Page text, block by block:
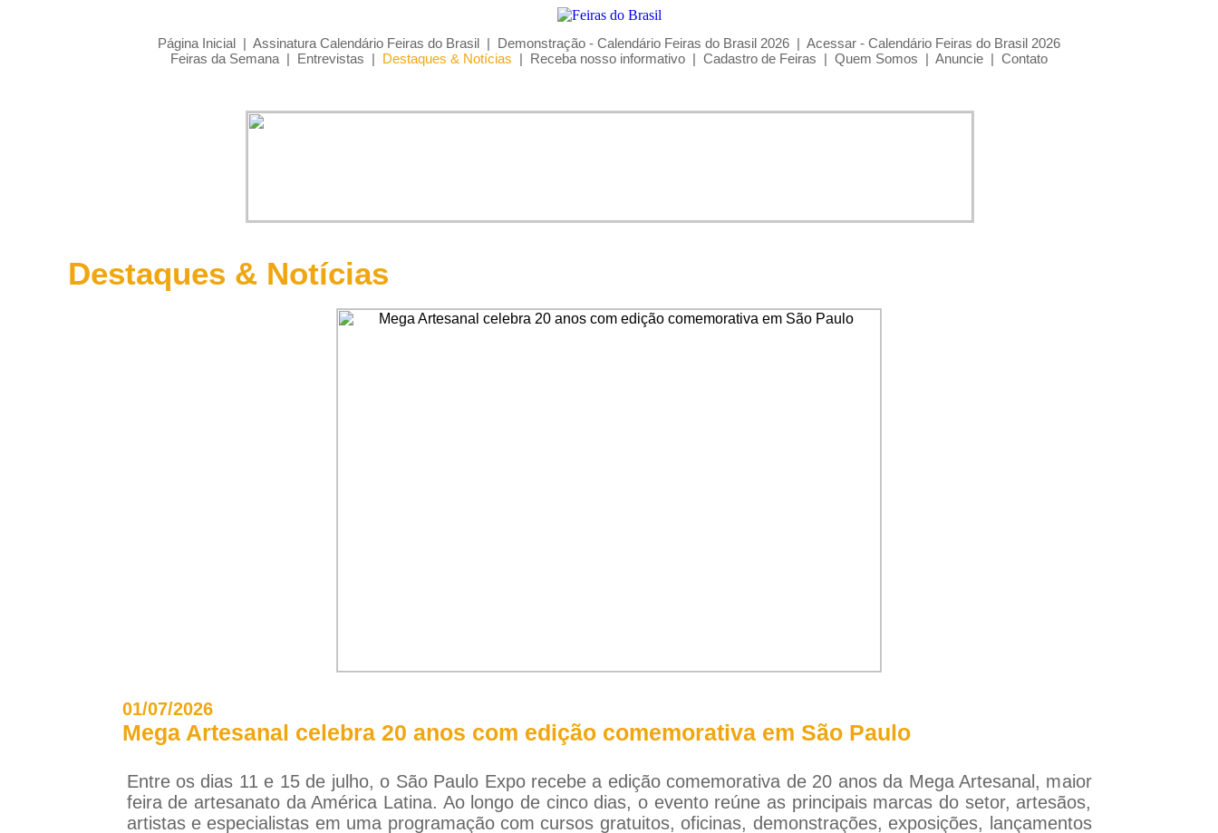
Página Inicial | Assinatura Calendário Feiras do Brasil | Demonstração - Calendário Feiras do Brasil 2026 | Acessar - Calendário Feiras do Brasil 2026
Feiras da Semana | Entrevistas | Destaques & Notícias | Receba nosso informativo | Cadastro de Feiras | Quem Somos | Anuncie | Contato
Destaques & Notícias
01/07/2026
Mega Artesanal celebra 20 anos com edição comemorativa em São Paulo
Entre os dias 11 e 15 de julho, o São Paulo Expo recebe a edição comemorativa de 20 anos da Mega Artesanal, maior
feira de artesanato da América Latina. Ao longo de cinco dias, o evento reúne as principais marcas do setor, artesãos,
artistas e especialistas em uma programação com cursos gratuitos, oficinas, demonstrações, exposições, lançamentos